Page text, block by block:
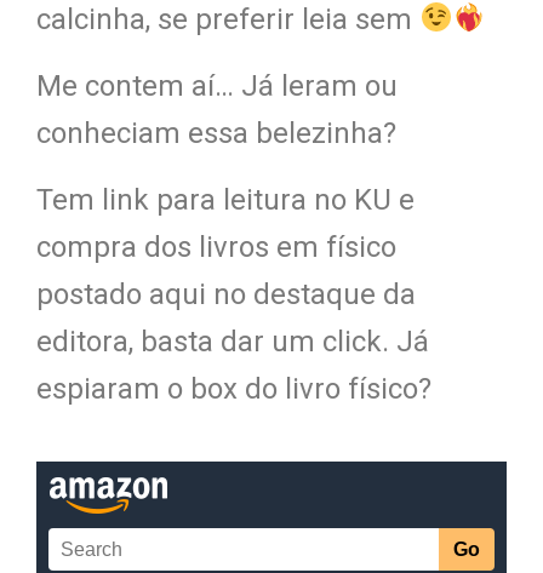
calcinha, se preferir leia sem
Me contem aí… Já leram ou
conheciam essa belezinha?
Tem link para leitura no KU e
compra dos livros em físico
postado aqui no destaque da
editora, basta dar um click. Já
espiaram o box do livro físico?